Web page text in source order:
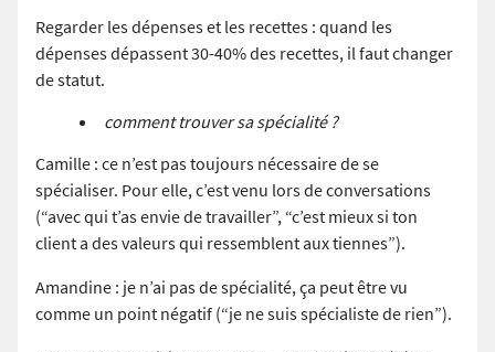
Regarder les dépenses et les recettes : quand les
dépenses dépassent 30-40% des recettes, il faut changer
de statut.
comment trouver sa spécialité ?
Camille : ce n’est pas toujours nécessaire de se
spécialiser. Pour elle, c’est venu lors de conversations
(“avec qui t’as envie de travailler”, “c’est mieux si ton
client a des valeurs qui ressemblent aux tiennes”).
Amandine : je n’ai pas de spécialité, ça peut être vu
comme un point négatif (“je ne suis spécialiste de rien”).